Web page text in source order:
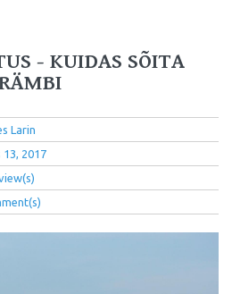
- KUIDAS SÕITA
Larin
2017